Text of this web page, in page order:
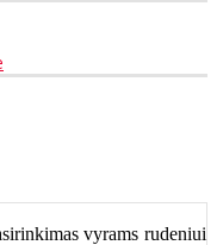
vyrams rudeniui